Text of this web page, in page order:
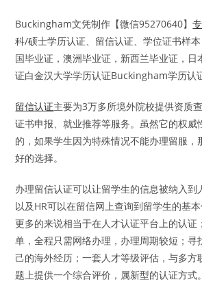
Buckingham文凭制作【微信95270640】
科/硕士学历认证、留信认证、学位证书样
国毕业证，澳洲毕业证，新西兰毕业证，日
证白金汉大学学历认证Buckingham学历认
留信认证主要为3万多所境外院校提供资质
证书申报、就业推荐等服务。虽然它的权威
的，如果学生因为特殊情况不能办理留服，
好的选择。
办理留信认证可以让留学生的信息被纳入到
以及HR可以在留信网上查询到留学生的基
更多的来说相当于在人才认证平台上的认证
单，全程只需网络办理，办理周期较短；寻
己的海外经历；一套人才等级评估，与多方
题上提供一个综合评价，属新型的认证方式。